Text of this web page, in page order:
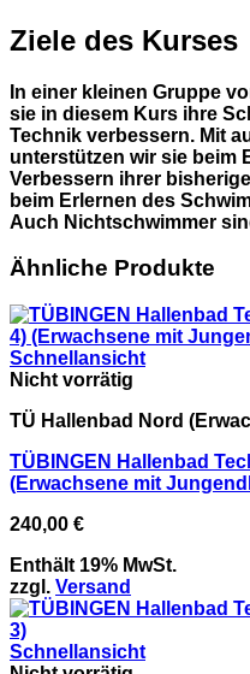
Ziele des Kurses
In einer kleinen Gruppe
sie in diesem Kurs ihre
Technik verbessern. Mit
unterstützen wir sie beim
Verbessern ihrer
beim Erlernen des
Auch Nichtschwimmer
Ähnliche Produkte
Schnellansicht
Nicht vorrätig
TÜ Hallenbad Nord
TÜBINGEN Hallenbad
(Erwachsene mit
240,00 €
Enthält 19% MwSt.
zzgl. Versand
Schnellansicht